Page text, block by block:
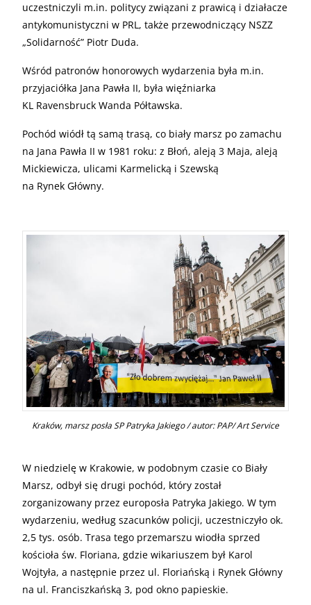
uczestniczyli m.in. politycy związani z prawicą i działacze
antykomunistyczni w PRL, także przewodniczący NSZZ
„Solidarność” Piotr Duda.
Wśród patronów honorowych wydarzenia była m.in.
przyjaciółka Jana Pawła II, była więźniarka
KL Ravensbruck Wanda Półtawska.
Pochód wiódł tą samą trasą, co biały marsz po zamachu
na Jana Pawła II w 1981 roku: z Błoń, aleją 3 Maja, aleją
Mickiewicza, ulicami Karmelicką i Szewską
na Rynek Główny.
Kraków, marsz posła SP Patryka Jakiego / autor: PAP/ Art Service
W niedzielę w Krakowie, w podobnym czasie co Biały
Marsz, odbył się drugi pochód, który został
zorganizowany przez europosła Patryka Jakiego. W tym
wydarzeniu, według szacunków policji, uczestniczyło ok.
2,5 tys. osób. Trasa tego przemarszu wiodła sprzed
kościoła św. Floriana, gdzie wikariuszem był Karol
Wojtyła, a następnie przez ul. Floriańską i Rynek Główny
na ul. Franciszkańską 3, pod okno papieskie.